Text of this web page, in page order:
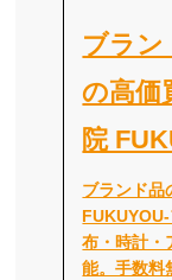
ブラン
の高価
院
ブランド品
布・時計・
能。手数料